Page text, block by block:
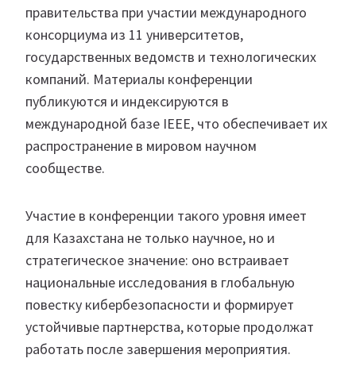
правительства при участии международного
консорциума из 11 университетов,
государственных ведомств и технологических
компаний. Материалы конференции
публикуются и индексируются в
международной базе IEEE, что обеспечивает их
распространение в мировом научном
сообществе.
Участие в конференции такого уровня имеет
для Казахстана не только научное, но и
стратегическое значение: оно встраивает
национальные исследования в глобальную
повестку кибербезопасности и формирует
устойчивые партнерства, которые продолжат
работать после завершения мероприятия.